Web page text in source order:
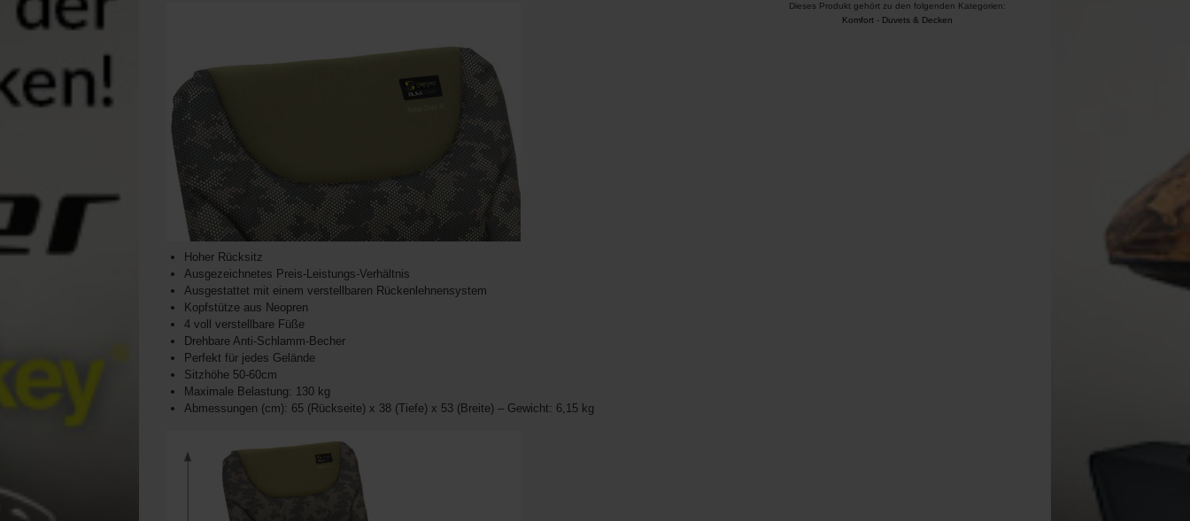
Dieses Produkt gehört zu den folgenden Kategorien:
Komfort- Duvets & Decken
Hoher Rücksitz
Ausgezeichnetes Preis-Leistungs-Verhältnis
Ausgestattet mit einem verstellbaren Rückenlehnensystem
Kopfstütze aus Neopren
4 voll verstellbare Füße
Drehbare Anti-Schlamm-Becher
Perfekt für jedes Gelände
Sitzhöhe 50-60cm
Maximale Belastung: 130 kg
Abmessungen (cm): 65 (Rückseite) x 38 (Tiefe) x 53 (Breite) – Gewicht: 6,15 kg